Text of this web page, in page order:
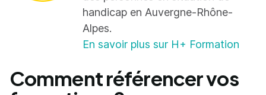
handicap en Auvergne-Rhône-
Alpes.
En savoir plus sur H+ Formation
Comment référencer vos